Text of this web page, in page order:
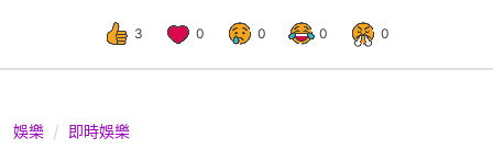
3 0 0 0 0
娛樂 即時娛樂